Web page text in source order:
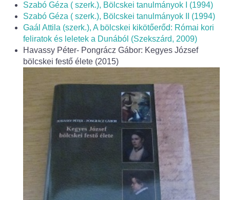
INTÉZMÉNYEK
Bölcskei Mesevár Óvoda és Bölcsőde
Óvodakert
Egészségügy
Háziorvos
Fogorvos
Védőnői szolgálat
Szabó Géza ( szerk.), Bölcskei tanulmányok I (1994)
Szabó Géza ( szerk.), Bölcskei tanulmányok II (1994)
Gaál Attila (szerk.), A bölcskei kikötőerőd: Római kori
feliratok és leletek a Dunából (Szekszárd, 2009)
Havassy Péter- Pongrácz Gábor: Kegyes József
bölcskei festő élete (2015)